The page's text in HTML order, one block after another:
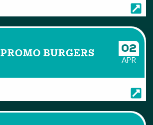
PROMO BURGERS 02
APR